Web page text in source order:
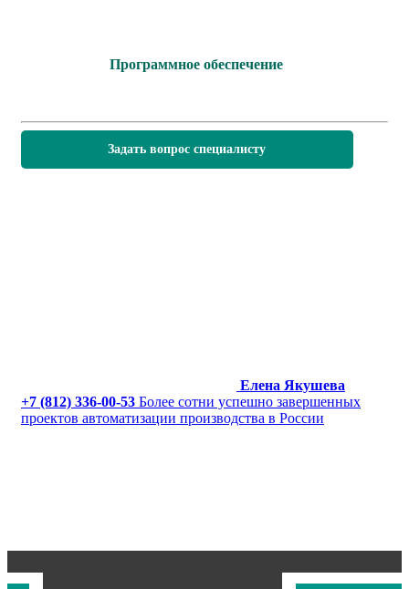
Программное обеспечение
Задать вопрос специалисту
Елена Якушева
+7 (812) 336-00-53 Более сотни успешно завершенных
проектов автоматизации производства в России